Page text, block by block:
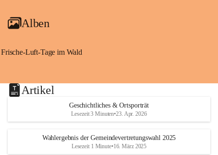
Alben
Frische-Luft-Tage im Wald
Artikel
Geschichtliches & Ortsporträt
Lesezeit 3 Minuten•23. Apr. 2026
Wahlergebnis der Gemeindevertretungswahl 2025
Lesezeit 1 Minute•16. März 2025